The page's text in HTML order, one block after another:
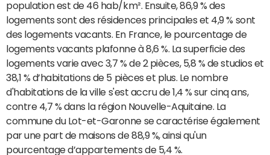
population est de 46 hab/km². Ensuite, 86,9 % des
logements sont des résidences principales et 4,9 % sont
des logements vacants. En France, le pourcentage de
logements vacants plafonne à 8,6 %. La superficie des
logements varie avec 3,7 % de 2 pièces, 5,8 % de studios et
38,1 % d’habitations de 5 pièces et plus. Le nombre
d'habitations de la ville s'est accru de 1,4 % sur cinq ans,
contre 4,7 % dans la région Nouvelle-Aquitaine. La
commune du Lot-et-Garonne se caractérise également
par une part de maisons de 88,9 %, ainsi qu'un
pourcentage d’appartements de 5,4 %.